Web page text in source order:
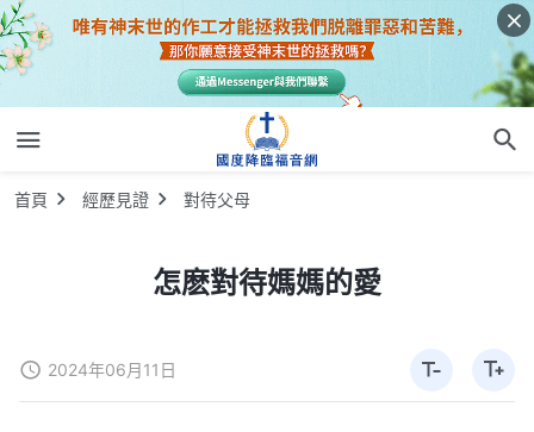
首頁 經歷見證 對待父母
怎麽對待媽媽的愛
2024年06月11日